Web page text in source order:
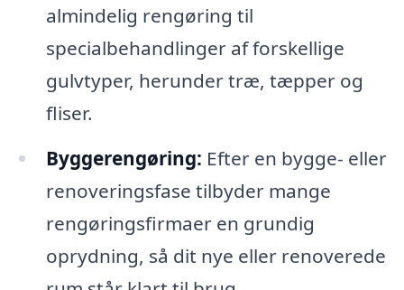
almindelig rengøring til
specialbehandlinger af forskellige
gulvtyper, herunder træ, tæpper og
fliser.
Byggerengøring: Efter en bygge- eller
renoveringsfase tilbyder mange
rengøringsfirmaer en grundig
oprydning, så dit nye eller renoverede